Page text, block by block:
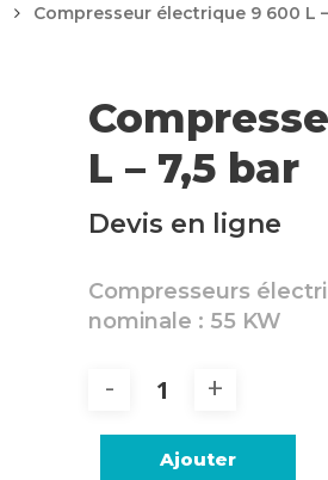
Compresseur électrique 9 600 L
L – 7,5 bar
Devis en ligne
Compresseurs
nominale : 55 KW
Ajouter